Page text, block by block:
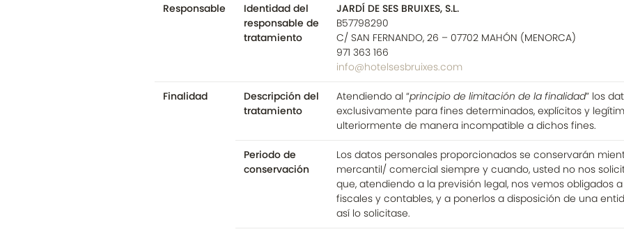
Responsable
Identidad del
responsable de
tratamiento
JARDÍ DE SES BRUIXES, S.L.
B57798290
C/ SAN FERNANDO, 26 – 07702 MAHÓN (MENORCA)
971 363 166
info@hotelsesbruixes.com
Finalidad
Descripción del
tratamiento
Atendiendo al “principio de limitación de la finalidad” los
exclusivamente para fines determinados, explícitos y
ulteriormente de manera incompatible a dichos fines.
Periodo de
conservación
Los datos personales proporcionados se conservarán
mercantil/ comercial siempre y cuando, usted no nos
que, atendiendo a la previsión legal, nos vemos obligados
fiscales y contables, y a ponerlos a disposición de una
así lo solicitase.